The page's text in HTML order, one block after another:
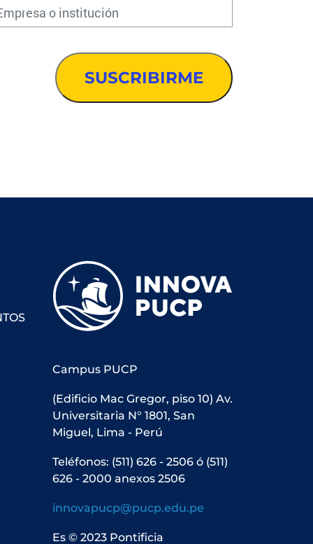
Campus PUCP
(Edificio Mac Gregor, piso 10) Av.
Universitaria N° 1801, San
Miguel, Lima - Perú
Teléfonos: (511) 626 - 2506 ó (511)
626 - 2000 anexos 2506
innovapucp@pucp.edu.pe
Es © 2023 Pontificia